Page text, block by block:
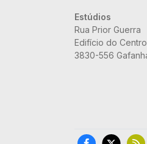
Estúdios
Rua Prior Guerra
Edifício do
3830-556